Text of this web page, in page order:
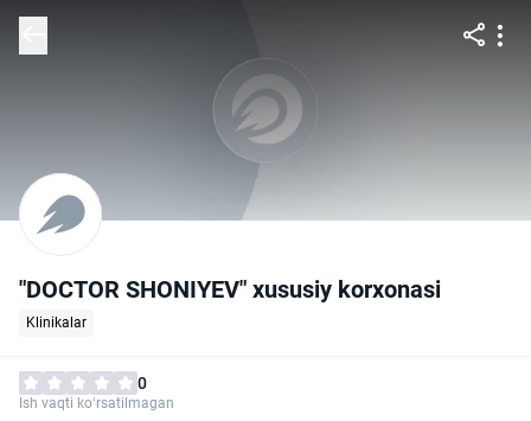
"DOCTOR SHONIYEV" xususiy korxonasi
Klinikalar
0
Ish vaqti ko‘rsatilmagan